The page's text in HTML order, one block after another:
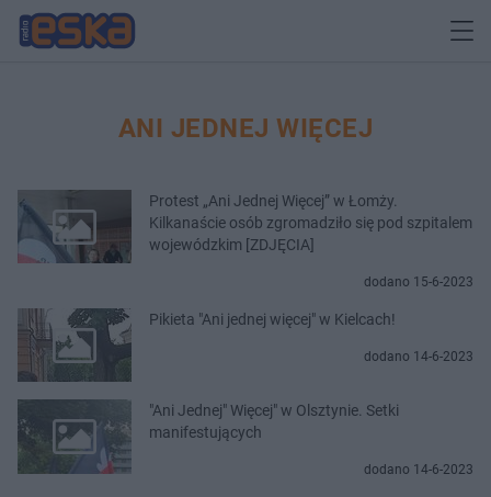
ANI JEDNEJ WIĘCEJ
Protest „Ani Jednej Więcej” w Łomży.
Kilkanaście osób zgromadziło się pod szpitalem
wojewódzkim [ZDJĘCIA]
dodano 15-6-2023
Pikieta "Ani jednej więcej" w Kielcach!
dodano 14-6-2023
"Ani Jednej" Więcej" w Olsztynie. Setki
manifestujących
dodano 14-6-2023